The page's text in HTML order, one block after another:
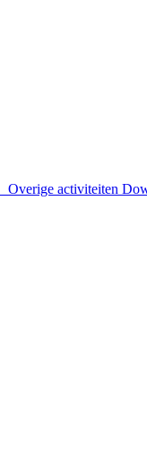
Overige activiteiten